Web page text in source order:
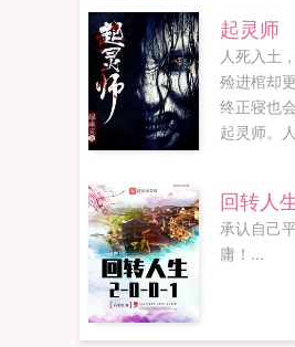
起灵师
人死入土
殓进棺却
终正寝也
起灵师。
回转人
承认自己
庸！...